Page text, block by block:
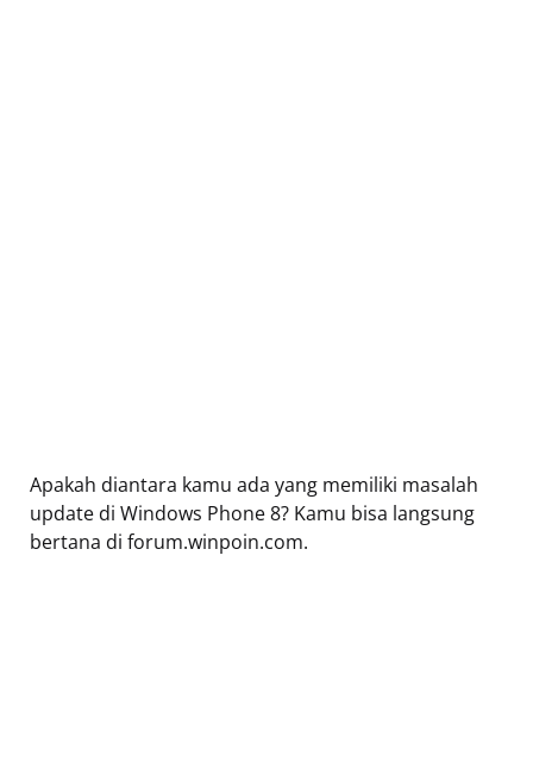
Apakah diantara kamu ada yang memiliki masalah
update di Windows Phone 8? Kamu bisa langsung
bertana di forum.winpoin.com.